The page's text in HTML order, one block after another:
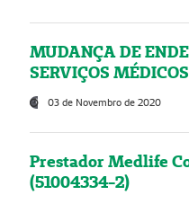
MUDANÇA DE
SERVIÇOS
03 de Novembro de 2020
Prestador Medlife
(51004334-2)